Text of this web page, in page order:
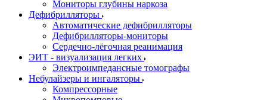
Мониторы глубины наркоза
Дефибрилляторы
Автоматические дефибрилляторы
Дефибрилляторы-мониторы
Сердечно-лёгочная реанимация
ЭИТ - визуализация легких
Электроимпедансные томографы
Небулайзеры и ингаляторы
Компрессорные